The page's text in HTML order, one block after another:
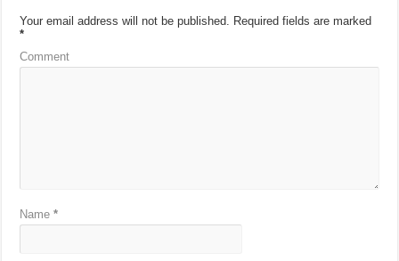
Your email address will not be published. Required fields are marked
*
Comment
Name*